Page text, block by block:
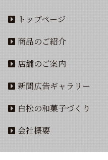
トップページ
商品のご紹介
店舗のご案内
新聞広告ギャラリー
白松の和菓子づくり
会社概要